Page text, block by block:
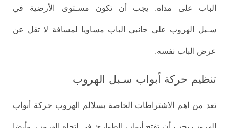
الباب على مداه. يجب أن تكون مسـتوى الأرضية في
سـبل الهروب على جانبي الباب مساويا لمسافة لا تقل عن
عرض الباب نفسه.
تنظيم حركة أبواب سـبل الهروب
تعد من اهم الاشتراطات الخاصة بسلالم الهروب حركة أبواب